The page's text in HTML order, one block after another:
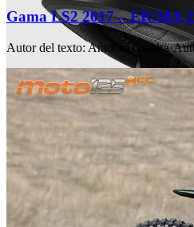
Gama LS2 2017 – EICMA
Autor del texto: Antonio Cuadra·